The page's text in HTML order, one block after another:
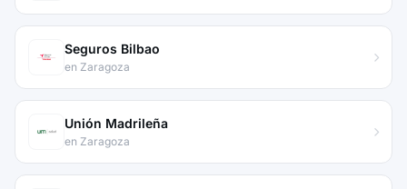
Seguros Bilbao
en Zaragoza
Unión Madrileña
en Zaragoza